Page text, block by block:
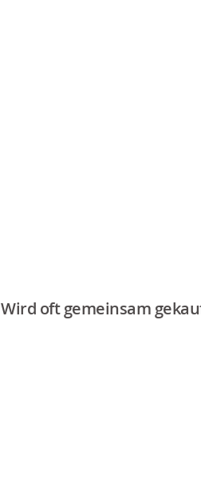
Wird oft gemeinsam